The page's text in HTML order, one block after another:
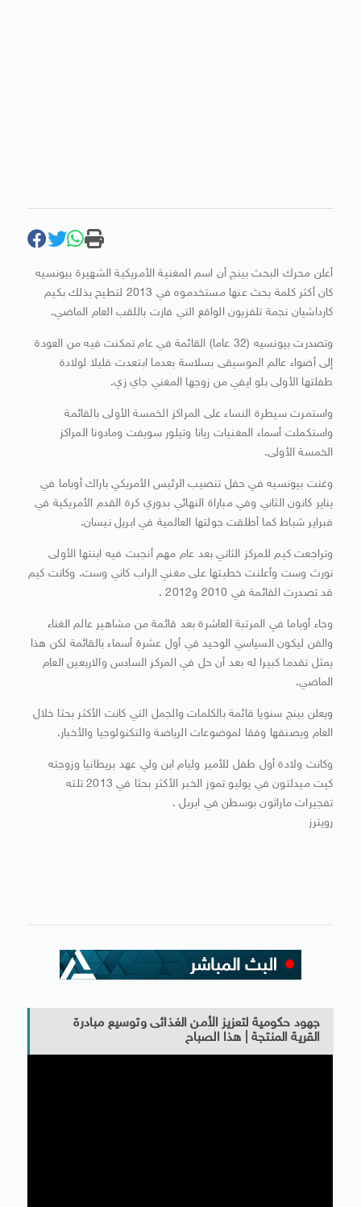
أعلن محرك البحث بينج أن اسم المغنية الأمريكية الشهيرة بيونسيه
كان أكثر كلمة بحث عنها مستخدموه في 2013 لتطيح بذلك بكيم
كارداشيان نجمة تلفزيون الواقع التي فازت باللقب العام الماضي.
وتصدرت بيونسيه (32 عاما) القائمة في عام تمكنت فيه من العودة
إلى أضواء عالم الموسيقى بسلاسة بعدما ابتعدت قليلا لولادة
طفلتها الأولى بلو ايفي من زوجها المغني جاي زي.
واستمرت سيطرة النساء على المراكز الخمسة الأولى بالقائمة
واستكملت أسماء المغنيات ريانا وتيلور سويفت ومادونا المراكز
الخمسة الأولى.
وغنت بيونسيه في حفل تنصيب الرئيس الأمريكي باراك أوباما في
يناير كانون الثاني وفي مباراة النهائي بدوري كرة القدم الأمريكية في
فبراير شباط كما أطلقت جولتها العالمية في ابريل نيسان.
وتراجعت كيم للمركز الثاني بعد عام مهم أنجبت فيه ابنتها الأولى
نورث وست وأعلنت خطبتها على مغني الراب كاني وست. وكانت كيم
قد تصدرت القائمة في 2010 و2012 .
وجاء أوباما في المرتبة العاشرة بعد قائمة من مشاهير عالم الغناء
والفن ليكون السياسي الوحيد في أول عشرة أسماء بالقائمة لكن هذا
يمثل تقدما كبيرا له بعد أن حل في المركز السادس والاربعين العام
الماضي.
ويعلن بينج سنويا قائمة بالكلمات والجمل التي كانت الأكثر بحثا خلال
العام ويصنفها وفقا لموضوعات الرياضة والتكنولوجيا والأخبار.
وكانت ولادة أول طفل للأمير وليام ابن ولي عهد بريطانيا وزوجته
كيت ميدلتون في يوليو تموز الخبر الأكثر بحثا في 2013 تلته
تفجيرات ماراثون بوسطن في ابريل .
رويترز
جهود حكومية لتعزيز الأمن الغذائى وتوسيع مبادرة
القرية المنتجة | هذا الصباح